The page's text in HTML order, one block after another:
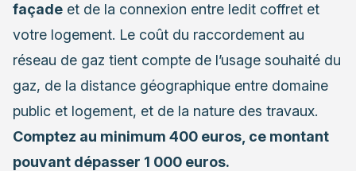
façade et de la connexion entre ledit coffret et
votre logement. Le coût du raccordement au
réseau de gaz tient compte de l’usage souhaité du
gaz, de la distance géographique entre domaine
public et logement, et de la nature des travaux.
Comptez au minimum 400 euros, ce montant
pouvant dépasser 1 000 euros.